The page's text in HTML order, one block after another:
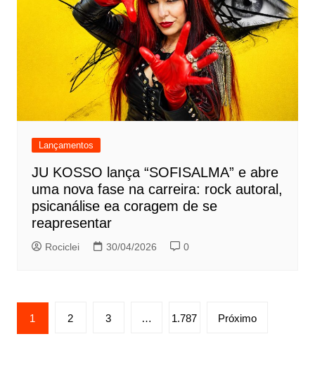
Lançamentos
JU KOSSO lança “SOFISALMA” e abre
uma nova fase na carreira: rock autoral,
psicanálise ea coragem de se
reapresentar
Rociclei 30/04/2026 0
Paginação
de
1 2 3 … 1.787 Próximo